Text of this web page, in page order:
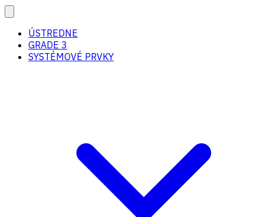
ÚSTREDNE
GRADE 3
SYSTÉMOVÉ PRVKY